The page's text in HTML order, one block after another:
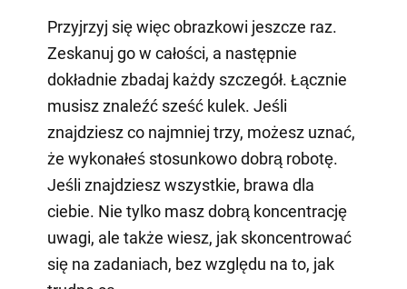
Przyjrzyj się więc obrazkowi jeszcze raz.
Zeskanuj go w całości, a następnie
dokładnie zbadaj każdy szczegół. Łącznie
musisz znaleźć sześć kulek. Jeśli
znajdziesz co najmniej trzy, możesz uznać,
że wykonałeś stosunkowo dobrą robotę.
Jeśli znajdziesz wszystkie, brawa dla
ciebie. Nie tylko masz dobrą koncentrację
uwagi, ale także wiesz, jak skoncentrować
się na zadaniach, bez względu na to, jak